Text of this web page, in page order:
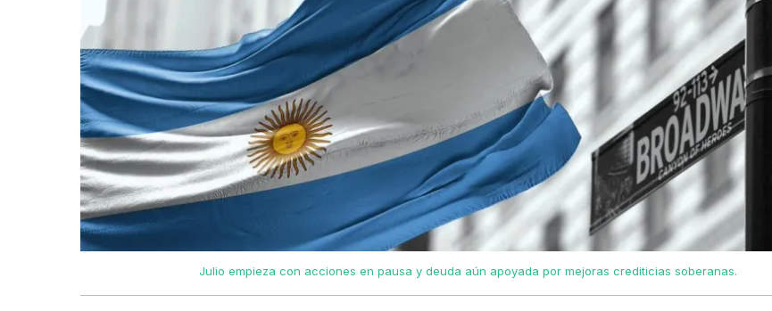
Julio empieza con acciones en pausa y deuda aún apoyada por mejoras crediticias soberanas.